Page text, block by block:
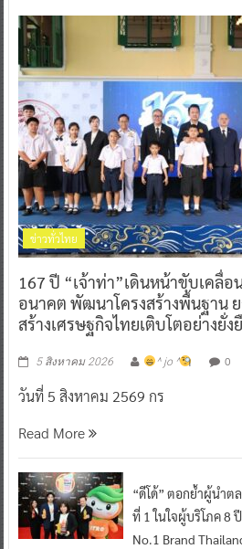
ข่าวทั่วไทย
167 ปี “เจ้าท่า”เดินหน้าขับเคลื่
อนาคต พัฒนาโครงสร้างพื้นฐาน
สร้างเศรษฐกิจไทยเติบโตอย่างยั่ง
5 สิงหาคม 2026 ^ jo ^ 0
วันที่ 5 สิงหาคม 2569 กร
Read More
“ดีโด้” ตอกย้ำผู้นำต
ที่ 1 ในใจผู้บริโภค 8
No.1 Brand